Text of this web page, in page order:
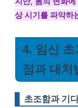
상 시기를 파악하
4. 임신 초
점과 대처
초조함과 기